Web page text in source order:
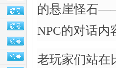
的悬崖怪石
NPC的对话内
老玩家们站在